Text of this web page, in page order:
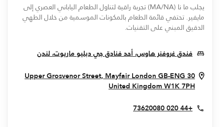
يجلب ما نا (MA/NA) تجربة راقية لتناول الطعام الياباني العصري إلى
مايفير. تحتفي قائمة الطعام بالمكونات الموسمية من خلال الطهي
الدقيق المبني على التقنيات.
فندق غروفنر هاوس، أحد فنادق جي دبليو ماريوت، لندنWindow
30 Upper Grosvenor Street, Mayfair
LondonGB-ENG
United KingdomW1K 7PH
Opens In New Window
+44 020 73620080